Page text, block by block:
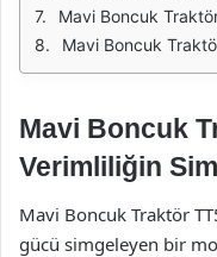
Mavi Boncuk Traktör TT55, çeşitli ek donanımlarla özelleştirilebilir. Kullanıcılar, ihtiyaçlarına göre traktörlerini farklı
Mavi Boncuk Traktör TT55, güçlü motoru, yüksek verimliliği, dayanıklılığı ve kullanıcı dostu tasarımı ile
Mavi Boncuk
Verimliliğin
Mavi Boncuk Traktör
gücü simgeleyen bir